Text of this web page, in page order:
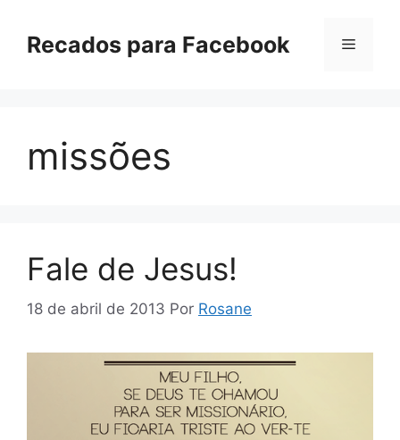
paraRecados para Facebook Menu
missões
Fale de Jesus!
18 de abril de 2013 Por Rosane